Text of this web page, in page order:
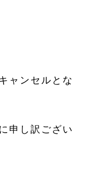
ャンセルとな
申し訳ござい